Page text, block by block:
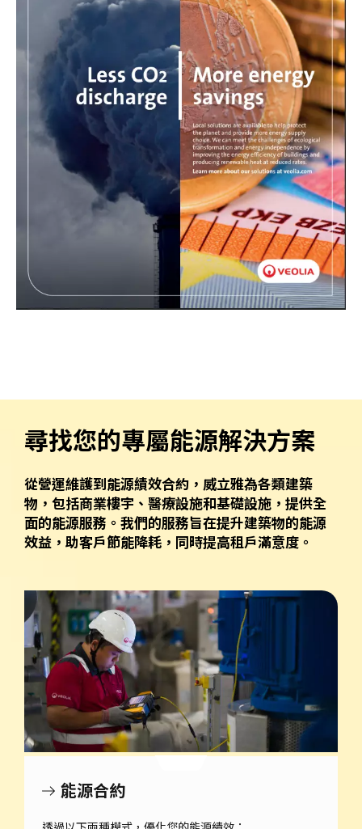
尋找您的專屬能源解決方案
從營運維護到能源績效合約，威立雅為各類建築
物，包括商業樓宇、醫療設施和基礎設施，提供全
面的能源服務。我們的服務旨在提升建築物的能源
效益，助客戶節能降耗，同時提高租戶滿意度。
能源合約